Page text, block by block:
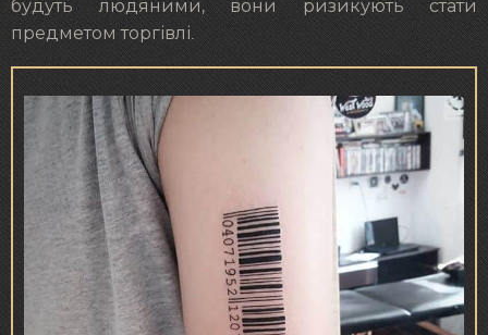
будуть людяними, вони ризикують стати
предметом торгівлі.